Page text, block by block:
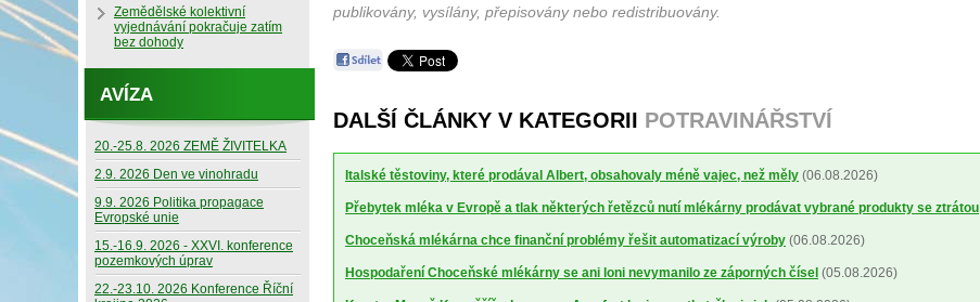
publikovány, vysílány, přepisovány nebo redistribuovány.
DALŠÍ ČLÁNKY V KATEGORII POTRAVINÁŘSTVÍ
Italské těstoviny, které prodával Albert, obsahovaly méně vajec, než měly (06.08.2026)
Přebytek mléka v Evropě a tlak některých řetězců nutí mlékárny prodávat vybrané produkty se ztrátou
Choceňská mlékárna chce finanční problémy řešit automatizací výroby (06.08.2026)
Hospodaření Choceňské mlékárny se ani loni nevymanilo ze záporných čísel (05.08.2026)
Zemědělské kolektivní
vyjednávání pokračuje zatím
bez dohody
AVÍZA
20.-25.8. 2026 ZEMĚ ŽIVITELKA
2.9. 2026 Den ve vinohradu
9.9. 2026 Politika propagace
Evropské unie
15.-16.9. 2026 - XXVI. konference
pozemkových úprav
22.-23.10. 2026 Konference Říční